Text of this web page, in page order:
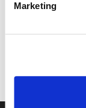
Marketing
vorige realisatie